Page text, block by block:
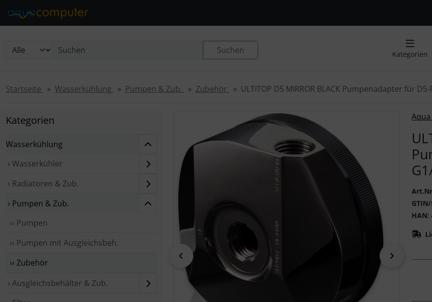
Suchen
Kategorien
Startseite Wasserkühlung Pumpen & Zub. Zubehör ULTITOP D5 MIRROR BLACK Pumpenadapter für
Kategorien
Wasserkühlung
› Wasserkühler
› Radiatoren & Zub.
› Pumpen & Zub.
›› Pumpen
›› Pumpen mit Ausgleichsbeh.
›› Zubehör
› Ausgleichsbehälter & Zub.
HAN:
Wenn mehr als ein Produktbild existiert, können Sie die "Zurück-"
zurück